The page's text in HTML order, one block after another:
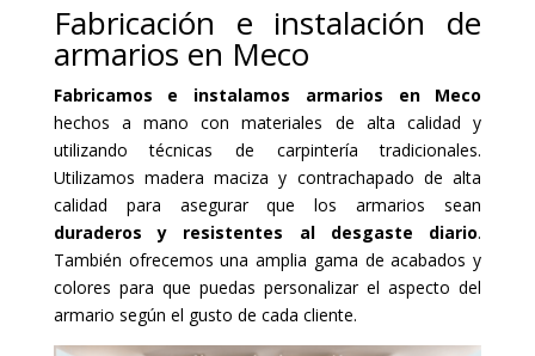
Fabricación e instalación de
armarios en Meco
Fabricamos e instalamos armarios en Meco
hechos a mano con materiales de alta calidad y
utilizando técnicas de carpintería tradicionales.
Utilizamos madera maciza y contrachapado de alta
calidad para asegurar que los armarios sean
duraderos y resistentes al desgaste diario.
También ofrecemos una amplia gama de acabados y
colores para que puedas personalizar el aspecto del
armario según el gusto de cada cliente.